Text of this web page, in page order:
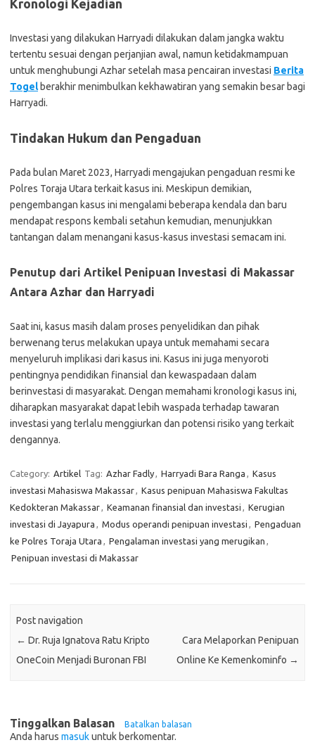
Kronologi Kejadian
Investasi yang dilakukan Harryadi dilakukan dalam jangka waktu
tertentu sesuai dengan perjanjian awal, namun ketidakmampuan
untuk menghubungi Azhar setelah masa pencairan investasi Berita
Togelberakhir menimbulkan kekhawatiran yang semakin besar bagi
Harryadi.
Tindakan Hukum dan Pengaduan
Pada bulan Maret 2023, Harryadi mengajukan pengaduan resmi ke
Polres Toraja Utara terkait kasus ini. Meskipun demikian,
pengembangan kasus ini mengalami beberapa kendala dan baru
mendapat respons kembali setahun kemudian, menunjukkan
tantangan dalam menangani kasus-kasus investasi semacam ini.
Penutup dari Artikel Penipuan Investasi di Makassar
Antara Azhar dan Harryadi
Saat ini, kasus masih dalam proses penyelidikan dan pihak
berwenang terus melakukan upaya untuk memahami secara
menyeluruh implikasi dari kasus ini. Kasus ini juga menyoroti
pentingnya pendidikan finansial dan kewaspadaan dalam
berinvestasi di masyarakat. Dengan memahami kronologi kasus ini,
diharapkan masyarakat dapat lebih waspada terhadap tawaran
investasi yang terlalu menggiurkan dan potensi risiko yang terkait
dengannya.
Category: Artikel Tag: Azhar Fadly Harryadi Bara Ranga
Kasus
investasi Mahasiswa Makassar
Kasus penipuan Mahasiswa Fakultas
Kedokteran Makassar
Keamanan finansial dan investasi
Kerugian
investasi di Jayapura
Modus operandi penipuan investasi
Pengaduan
ke Polres Toraja Utara
Pengalaman investasi yang merugikan
Penipuan investasi di Makassar
Post navigation
← Dr. Ruja Ignatova Ratu Kripto
OneCoin Menjadi Buronan FBI
Cara Melaporkan Penipuan
Online Ke Kemenkominfo →
Tinggalkan Balasan Batalkan balasan
Anda harus masukuntuk berkomentar.